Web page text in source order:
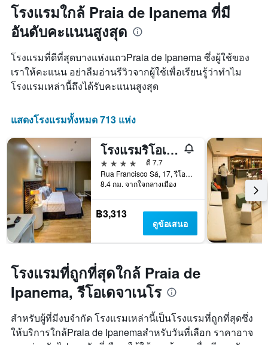
โรงแรมใกล้ Praia de Ipanema ที่มี
อันดับคะแนนสูงสุด
โรงแรมที่ดีที่สุดบางแห่งแถวPraia de Ipanema ซึ่งผู้ใช้ของ
เราให้คะแนน อย่าลืมอ่านรีวิวจากผู้ใช้เพื่อเรียนรู้ว่าทำไม
โรงแรมเหล่านี้ถึงได้รับคะแนนสูงสุด
แสดงโรงแรมทั้งหมด 713 แห่ง
โรงแรมริโอเดไซน์โคปาคาบานา
4 ดาว
ดี 7.7
Rua Francisco Sá, 17, รีโอเดจาเนโร, บราซิล
8.4 กม. จากใจกลางเมือง
฿3,313
ดูข้อเสนอ
โรงแรมที่ถูกที่สุดใกล้ Praia de
Ipanema, รีโอเดจาเนโร
สำหรับผู้ที่มีงบจำกัด โรงแรมเหล่านี้เป็นโรงแรมที่ถูกที่สุดซึ่ง
ให้บริการใกล้Praia de Ipanemaสำหรับวันที่เลือก ราคาอาจ